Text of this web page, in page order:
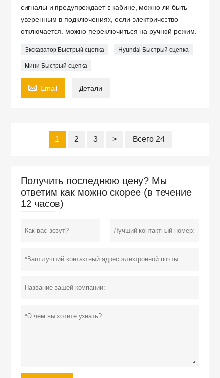
сигналы и предупреждает в кабине, можно ли быть
уверенным в подключениях, если электричество
отключается, можно переключиться на ручной режим.
Экскаватор Быстрый сцепка Hyundai Быстрый сцепка
Мини Быстрый сцепка
 Email Детали
1 2 3 > Всего 24
Получить последнюю цену? Мы
ответим как можно скорее (в течение
12 часов)